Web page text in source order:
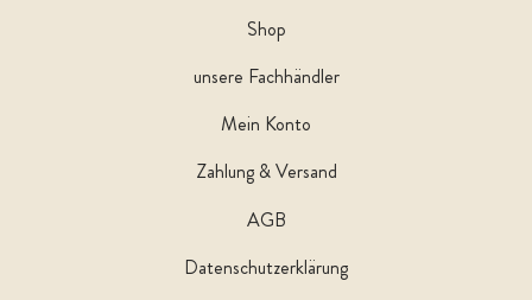
Shop
unsere Fachhändler
Mein Konto
Zahlung & Versand
AGB
Datenschutzerklärung